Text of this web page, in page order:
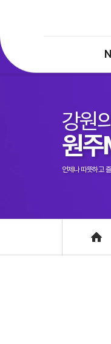
제
정
강원의
원
언제나 따뜻하고